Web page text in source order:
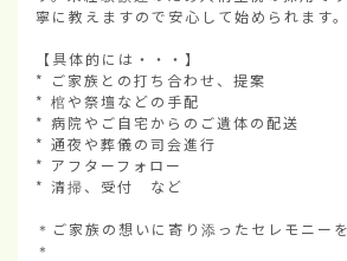
寧に教えますので安心して始められます。
【具体的には・・・】
* ご家族との打ち合わせ、提案
* 棺や祭壇などの手配
* 病院やご自宅からのご遺体の配送
* 通夜や葬儀の司会進行
* アフターフォロー
* 清掃、受付　など
＊ご家族の想いに寄り添ったセレモニー
＊